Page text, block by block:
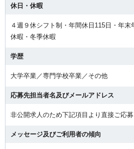
休日・休暇
４週９休シフト制・年間休日115日・年
休暇・冬季休暇
学歴
大学卒業／専門学校卒業／その他
応募先担当者名及びメールアドレス
非公開求人のため下記項目より直接ご応
メッセージ及びご利用者の傾向